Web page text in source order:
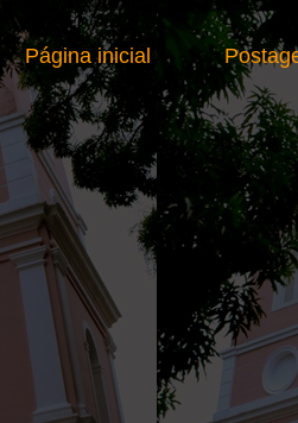
Página inicial